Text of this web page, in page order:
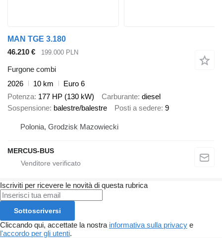
MAN TGE 3.180
46.210 €
199.000 PLN
Furgone combi
2026
10 km
Euro 6
Potenza 177 HP (130 kW) Carburante diesel
Sospensione balestre/balestre Posti a sedere 9
Polonia, Grodzisk Mazowiecki
MERCUS-BUS
Iscriviti per ricevere le novità di questa rubrica
Sottoscriversi
Cliccando qui, accettate la nostra informativa sulla privacy e
l'accordo per gli utenti.